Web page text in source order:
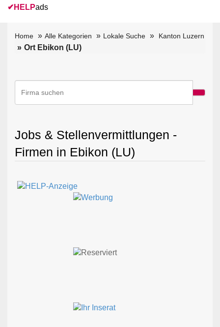
✔ HELPads
Home Alle Kategorien Lokale Suche Kanton Luzern
Ort Ebikon (LU)
Jobs & Stellenvermittlungen -
Firmen in Ebikon (LU)